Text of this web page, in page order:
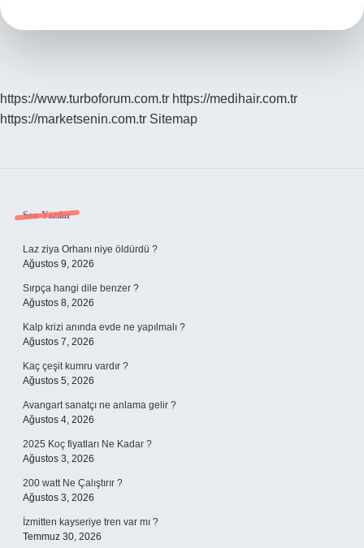
https://www.turboforum.com.tr https://medihair.com.tr
https://marketsenin.com.tr Sitemap
Sidebar
Son Yazılar
Laz ziya Orhanı niye öldürdü ?
Ağustos 9, 2026
Sırpça hangi dile benzer ?
Ağustos 8, 2026
Kalp krizi anında evde ne yapılmalı ?
Ağustos 7, 2026
Kaç çeşit kumru vardır ?
Ağustos 5, 2026
Avangart sanatçı ne anlama gelir ?
Ağustos 4, 2026
2025 Koç fiyatları Ne Kadar ?
Ağustos 3, 2026
200 watt Ne Çalıştırır ?
Ağustos 3, 2026
İzmitten kayseriye tren var mı ?
Temmuz 30, 2026